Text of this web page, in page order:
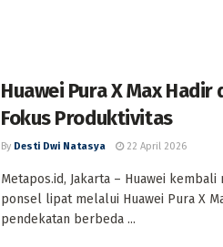
Huawei Pura X Max Hadir
Fokus Produktivitas
By Desti Dwi Natasya 22 April 2026
Metapos.id, Jakarta – Huawei
ponsel lipat melalui Huawei Pura X
pendekatan berbeda ...